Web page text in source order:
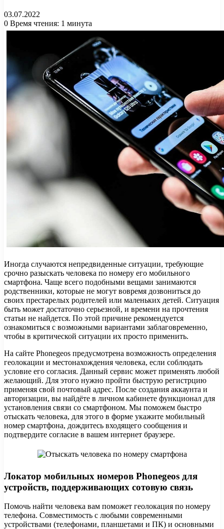
03.07.2022
0 Время чтения: 1 минута
Иногда случаются непредвиденные ситуации, требующие
срочно разыскать человека по номеру его мобильного
смартфона. Чаще всего подобными вещами занимаются
родственники, которые не могут вовремя дозвониться до
своих престарелых родителей или маленьких детей. Ситуация
быть может достаточно серьезной, и времени на прочтения
статьи не найдется. По этой причине рекомендуется
ознакомиться с возможными вариантами заблаговременно,
чтобы в критической ситуации их просто применить.
На сайте Phonegeos предусмотрена возможность определения
геолокации и местонахождения человека, если соблюдать
условие его согласия. Данный сервис может применять любой
желающий. Для этого нужно пройти быструю регистрцию
применяя свой почтовый адрес. После создания аккаунта и
авторизации, вы найдёте в личном кабинете функционал для
установления связи со смартфоном. Мы поможем быстро
отыскать человека, для этого в форме укажите мобильный
номер смартфона, дождитесь входящего сообщения и
подтвердите согласие в вашем интернет браузере.
Локатор мобильных номеров Phonegeos для
устройств, поддерживающих сотовую связь
Помочь найти человека вам поможет геолокация по номеру
телефона. Совместимость с любыми современными
устройствами (телефонами, планшетами и ПК) и основными